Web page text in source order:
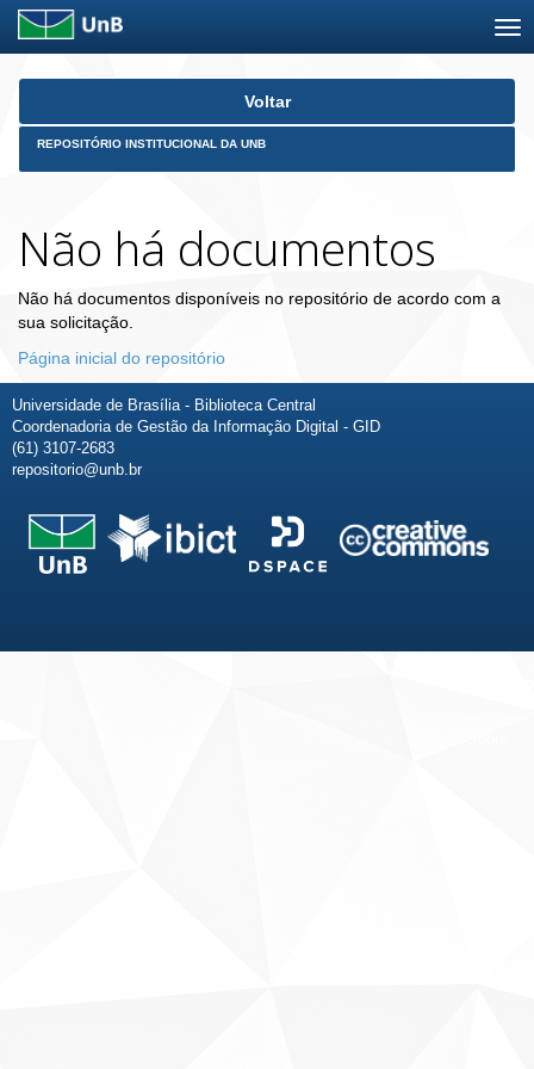
Skip
Voltar
REPOSITÓRIO INSTITUCIONAL DA UNB
Não há documentos
Não há documentos disponíveis no repositório de acordo com a
sua solicitação.
Página inicial do repositório
Universidade de Brasília - Biblioteca Central
Coordenadoria de Gestão da Informação Digital - GID
(61) 3107-2683
repositorio@unb.br